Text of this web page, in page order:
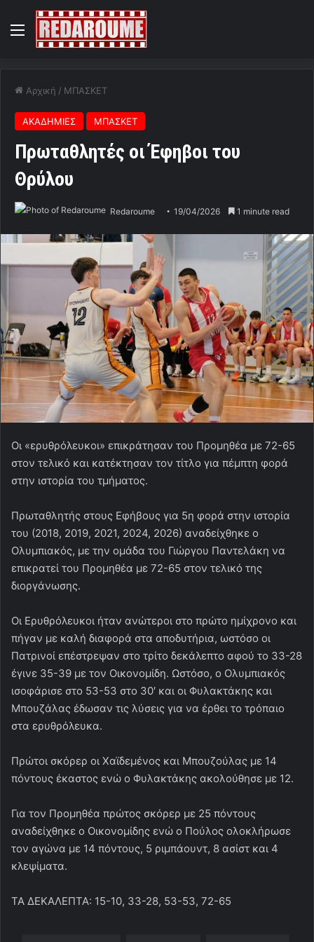
Menu
Αρχική / ΜΠΑΣΚΕΤ
ΑΚΑΔΗΜΙΕΣ ΜΠΑΣΚΕΤ
Πρωταθλητές οι Έφηβοι του
Θρύλου
Redaroume 19/04/2026 1 minute read
Οι «ερυθρόλευκοι» επικράτησαν του Προμηθέα με 72-65
στον τελικό και κατέκτησαν τον τίτλο για πέμπτη φορά
στην ιστορία του τμήματος.
Πρωταθλητής στους Εφήβους για 5η φορά στην ιστορία
του (2018, 2019, 2021, 2024, 2026) αναδείχθηκε ο
Ολυμπιακός, με την ομάδα του Γιώργου Παντελάκη να
επικρατεί του Προμηθέα με 72-65 στον τελικό της
διοργάνωσης.
Οι Ερυθρόλευκοι ήταν ανώτεροι στο πρώτο ημίχρονο και
πήγαν με καλή διαφορά στα αποδυτήρια, ωστόσο οι
Πατρινοί επέστρεψαν στο τρίτο δεκάλεπτο αφού το 33-28
έγινε 35-39 με τον Οικονομίδη. Ωστόσο, ο Ολυμπιακός
ισοφάρισε στο 53-53 στο 30′ και οι Φυλακτάκης και
Μπουζάλας έδωσαν τις λύσεις για να έρθει το τρόπαιο
στα ερυθρόλευκα.
Πρώτοι σκόρερ οι Χαϊδεμένος και Μπουζούλας με 14
πόντους έκαστος ενώ ο Φυλακτάκης ακολούθησε με 12.
Για τον Προμηθέα πρώτος σκόρερ με 25 πόντους
αναδείχθηκε ο Οικονομίδης ενώ ο Πούλος ολοκλήρωσε
τον αγώνα με 14 πόντους, 5 ριμπάουντ, 8 ασίστ και 4
κλεψίματα.
ΤΑ ΔΕΚΑΛΕΠΤΑ: 15-10, 33-28, 53-53, 72-65